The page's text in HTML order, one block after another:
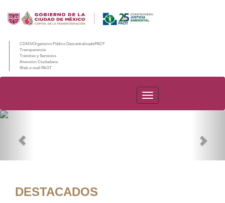
CDMX/Organismo Público Descentralizado/PAOT
Transparencia
Trámites y Servicios
Atención Ciudadana
Web e-mail PAOT
PAOT
DESTACADOS